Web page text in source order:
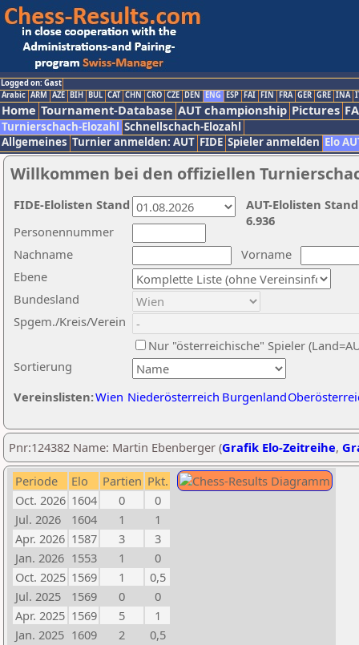
Logged on: Gast
Arabic ARM AZE BIH BUL CAT CHN CRO CZE DEN ENG ESP FAI FIN FRA GER GRE INA
Home Tournament-Database AUT championship Pictures
Turnierschach-Elozahl Schnellschach-Elozahl
Allgemeines Turnier anmelden: AUT FIDE Spieler anmelden Elo
Willkommen bei den offiziellen
Nachname
Vorname
Ebene
Sortierung
Personennummer
Bundesland
Spgem./Kreis/Verein
Nur "österreichische" Spieler
Vereinslisten:Wien Niederösterreich Burgenland
AUT-Elolisten
6.936
FIDE-Elolisten Stand
Pnr:124382 Name: Martin Ebenberger (Grafik Elo-Zeitreihe,
Periode Elo Partien Pkt.
Oct. 2026 1604 0
0
Jul. 2026
1604 1
1
Apr. 2026 1587 3
3
Jan. 2026 1553 1
0
Oct. 2025 1569 1
0,5
Jul. 2025
1569 0
0
Apr. 2025 1569 5
1
Jan. 2025 1609 2
0,5